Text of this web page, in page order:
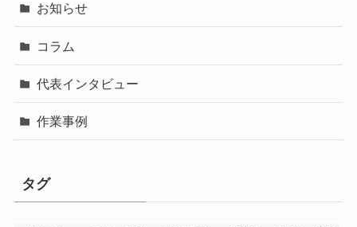
お知らせ
コラム
代表インタビュー
作業事例
タグ